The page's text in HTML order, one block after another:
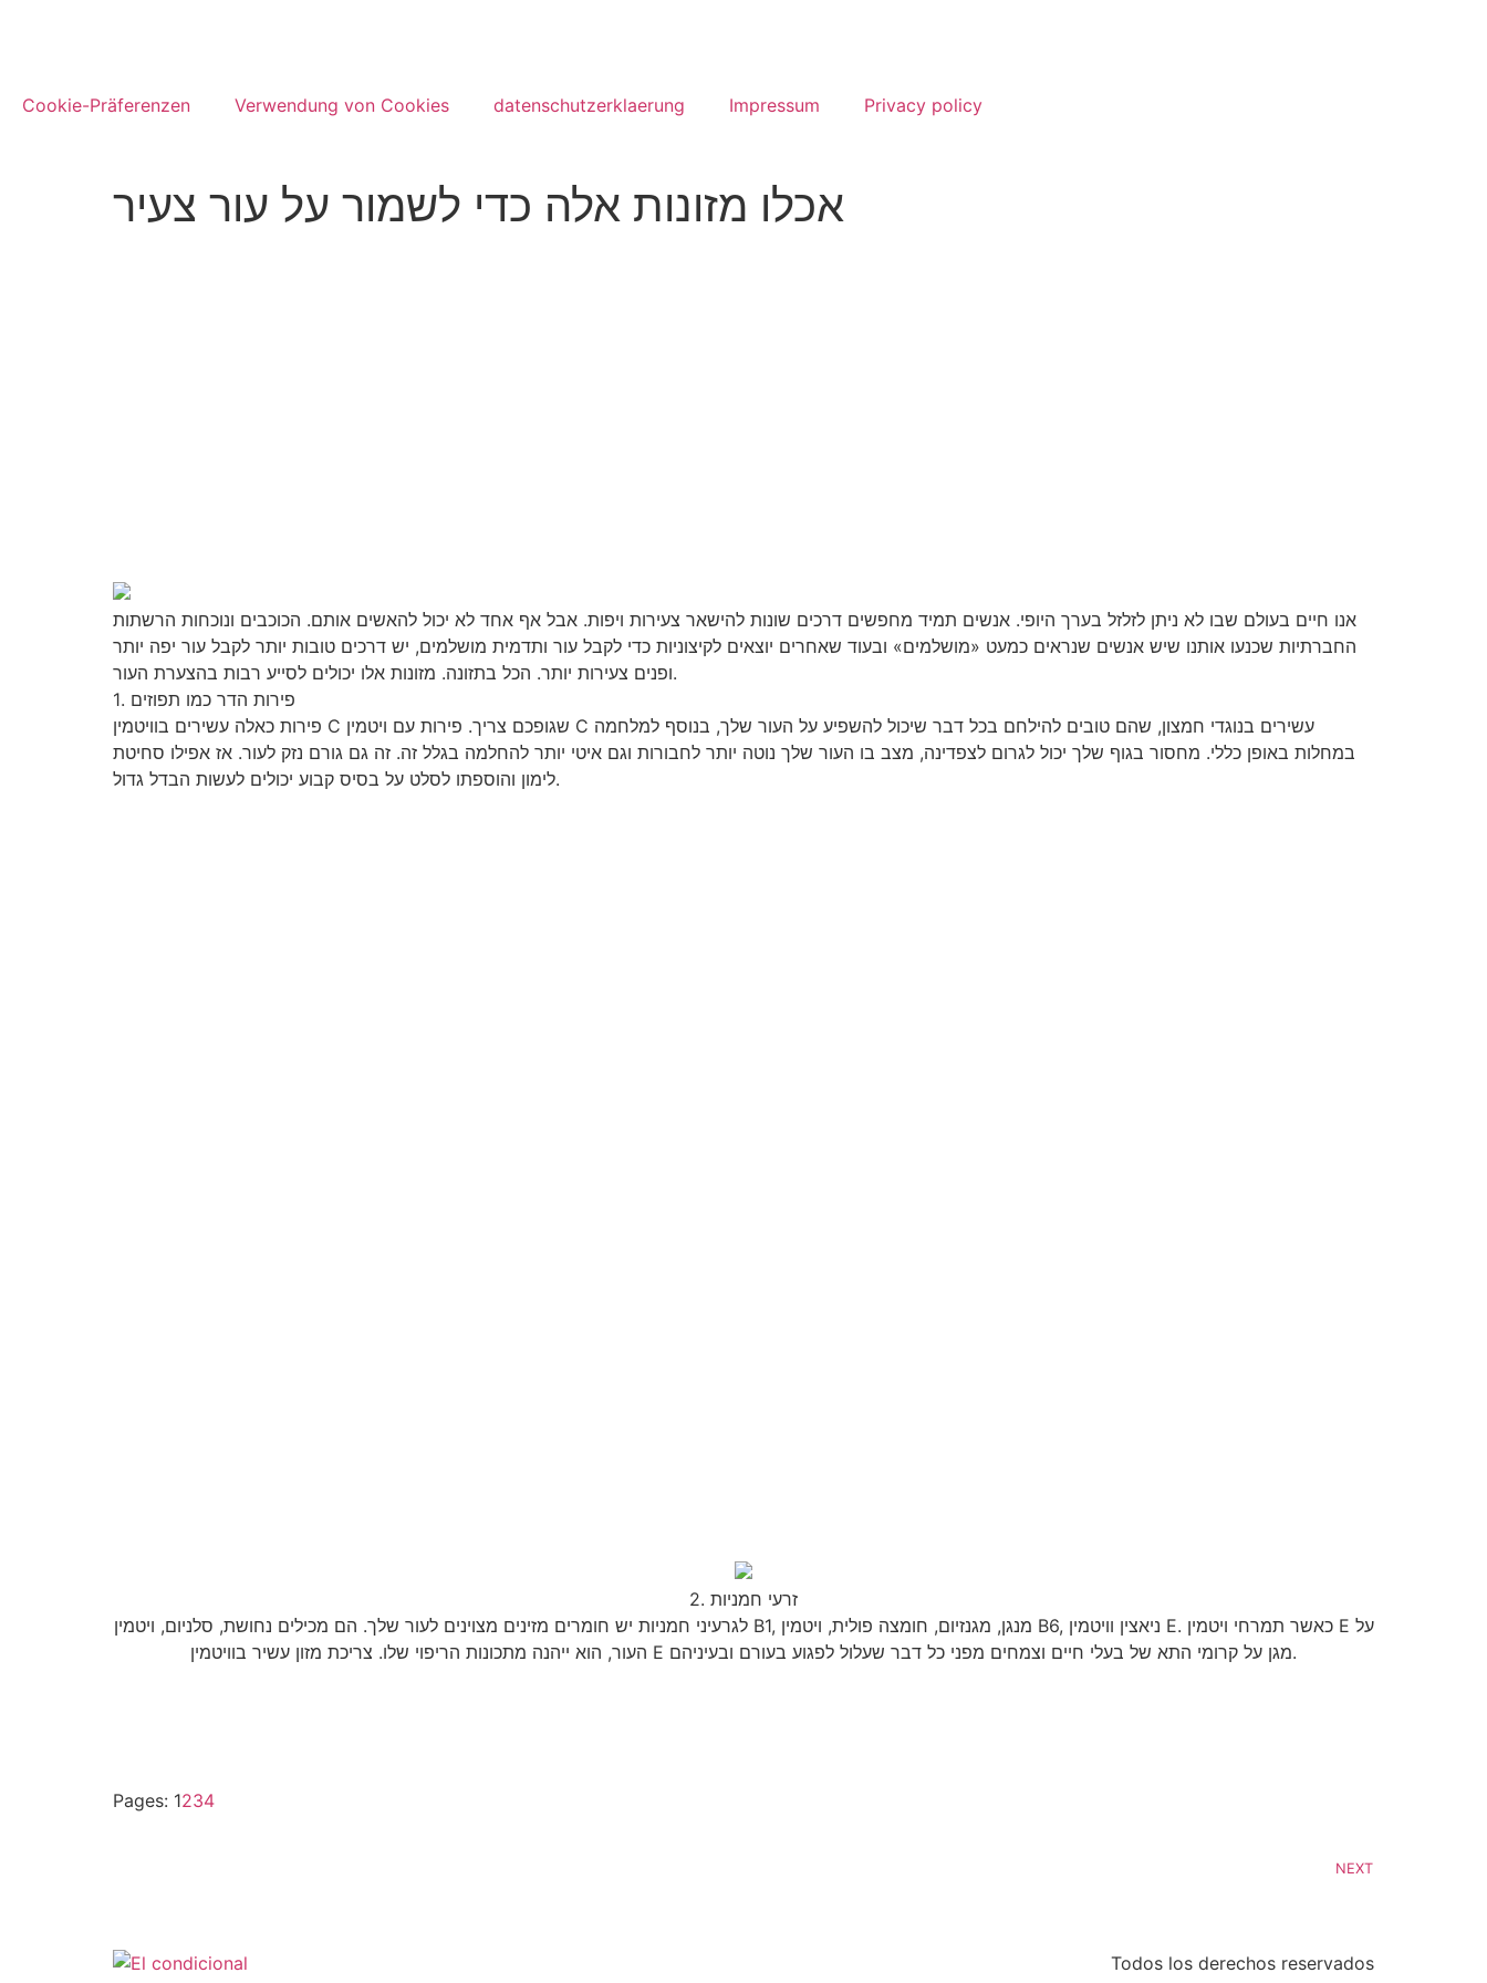
Cookie-Präferenzen Verwendung von Cookies datenschutzerklaerung Impressum Privacy policy
אכלו מזונות אלה כדי לשמור על עור צעיר
אנו חיים בעולם שבו לא ניתן לזלזל בערך היופי. אנשים תמיד מחפשים דרכים שונות להישאר צעירות ויפות. אבל אף אחד לא יכול להאשים אותם. הכוכבים ונוכחות הרשתות
החברתיות שכנעו אותנו שיש אנשים שנראים כמעט «מושלמים» ובעוד שאחרים יוצאים לקיצוניות כדי לקבל עור ותדמית מושלמים, יש דרכים טובות יותר לקבל עור יפה יותר
ופנים צעירות יותר. הכל בתזונה. מזונות אלו יכולים לסייע רבות בהצערת העור.
1. פירות הדר כמו תפוזים
פירות כאלה עשירים בוויטמין C שגופכם צריך. פירות עם ויטמין C עשירים בנוגדי חמצון, שהם טובים להילחם בכל דבר שיכול להשפיע על העור שלך, בנוסף למלחמה
במחלות באופן כללי. מחסור בגוף שלך יכול לגרום לצפדינה, מצב בו העור שלך נוטה יותר לחבורות וגם איטי יותר להחלמה בגלל זה. זה גם גורם נזק לעור. אז אפילו סחיטת
לימון והוספתו לסלט על בסיס קבוע יכולים לעשות הבדל גדול.
2. זרעי חמניות
לגרעיני חמניות יש חומרים מזינים מצוינים לעור שלך. הם מכילים נחושת, סלניום, ויטמין B1, מנגן, מגנזיום, חומצה פולית, ויטמין B6, ניאצין וויטמין E. כאשר תמרחי ויטמין E על
העור, הוא ייהנה מתכונות הריפוי שלו. צריכת מזון עשיר בוויטמין E מגן על קרומי התא של בעלי חיים וצמחים מפני כל דבר שעלול לפגוע בעורם ובעיניהם.
Pages: 1234
NEXT
Todos los derechos reservados